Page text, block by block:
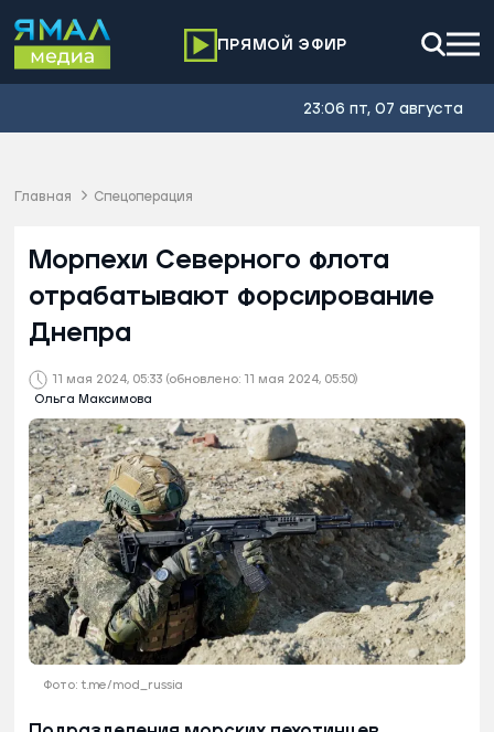
ПРЯМОЙ ЭФИР
23:06 пт, 07 августа
Главная Спецоперация
11 мая 2024, 05:33 (обновлено: 11 мая 2024, 05:50)
Ольга Максимова
Морпехи Северного флота
отрабатывают форсирование
Днепра
Фото: t.me/mod_russia